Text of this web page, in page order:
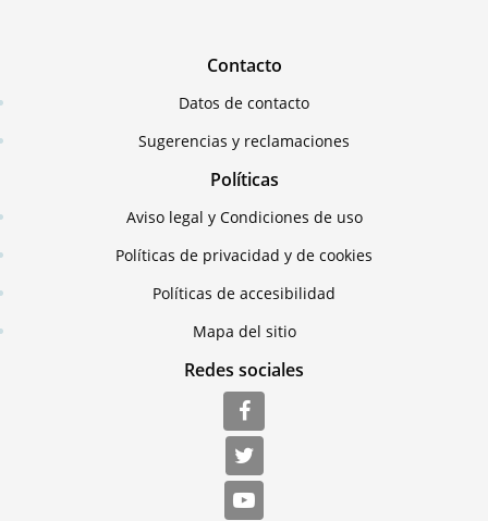
Contacto
Datos de contacto
Sugerencias y reclamaciones
Políticas
Aviso legal y Condiciones de uso
Políticas de privacidad y de cookies
Políticas de accesibilidad
Mapa del sitio
Redes sociales